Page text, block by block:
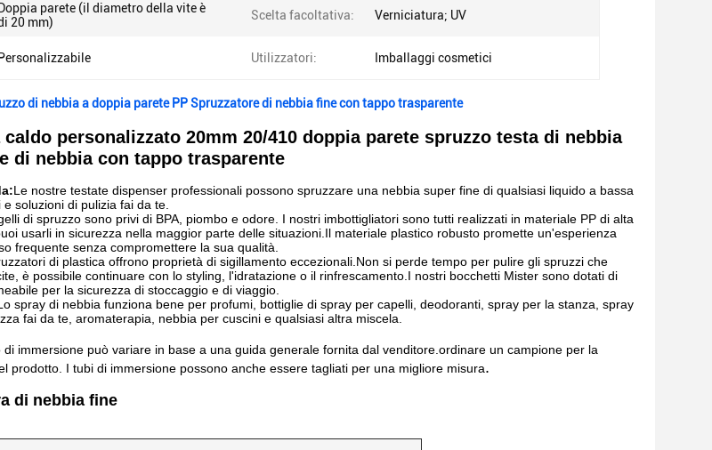
Doppia parete (il diametro della vite è
20 mm)
Scelta facoltativa: Verniciatura; UV
Personalizzabile Utilizzatori: Imballaggi cosmetici
di nebbia a doppia parete PP Spruzzatore di nebbia fine con tappo trasparente
personalizzato 20mm 20/410 doppia parete spruzzo testa di nebbia
di nebbia con tappo trasparente
Le nostre testate dispenser professionali possono spruzzare una nebbia super fine di qualsiasi liquido a bassa
soluzioni di pulizia fai da te.
di spruzzo sono privi di BPA, piombo e odore. I nostri imbottigliatori sono tutti realizzati in materiale PP di alta
usarli in sicurezza nella maggior parte delle situazioni.Il materiale plastico robusto promette un'esperienza
frequente senza compromettere la sua qualità.
di plastica offrono proprietà di sigillamento eccezionali.Non si perde tempo per pulire gli spruzzi che
è possibile continuare con lo styling, l'idratazione o il rinfrescamento.I nostri bocchetti Mister sono dotati di
per la sicurezza di stoccaggio e di viaggio.
spray di nebbia funziona bene per profumi, bottiglie di spray per capelli, deodoranti, spray per la stanza, spray
fai da te, aromaterapia, nebbia per cuscini e qualsiasi altra miscela.
di immersione può variare in base a una guida generale fornita dal venditore.ordinare un campione per la
prodotto. I tubi di immersione possono anche essere tagliati per una migliore misura.
di nebbia fine